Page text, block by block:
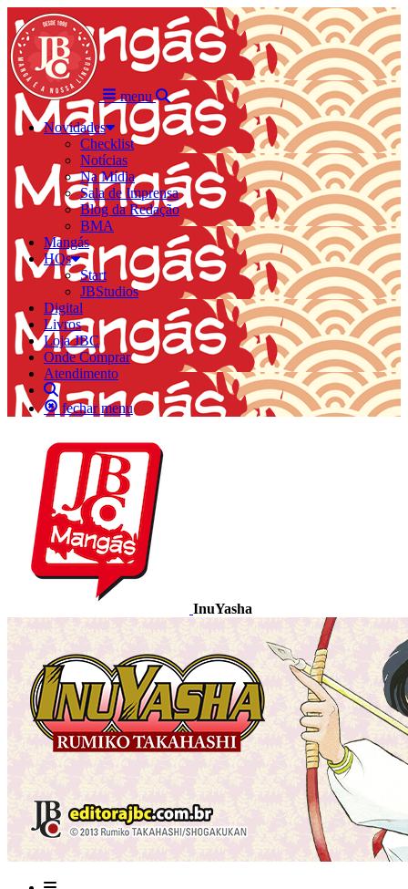
menu
Novidades
Checklist
Notícias
Na Mídia
Sala de Imprensa
Blog da Redação
BMA
Mangás
HQs
Start
JBStudios
Digital
Livros
Loja JBC
Onde Comprar
Atendimento
fechar menu
InuYasha